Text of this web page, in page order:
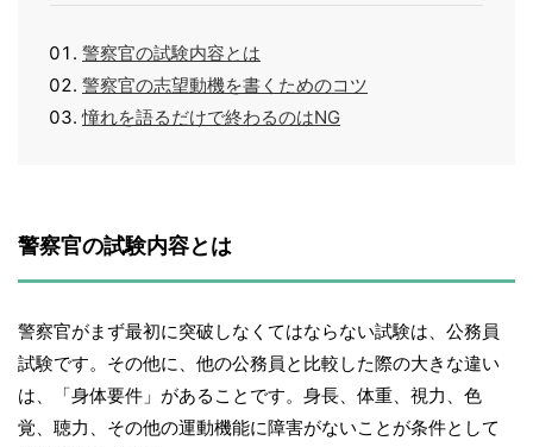
警察官の試験内容とは
警察官の志望動機を書くためのコツ
憧れを語るだけで終わるのはNG
警察官の試験内容とは
警察官がまず最初に突破しなくてはならない試験は、公務員
試験です。その他に、他の公務員と比較した際の大きな違い
は、「身体要件」があることです。身長、体重、視力、色
覚、聴力、その他の運動機能に障害がないことが条件として